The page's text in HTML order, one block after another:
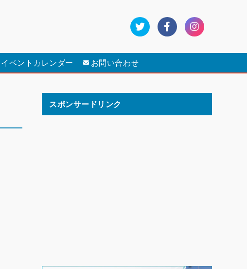
イベントカレンダー お問い合わせ
スポンサードリンク